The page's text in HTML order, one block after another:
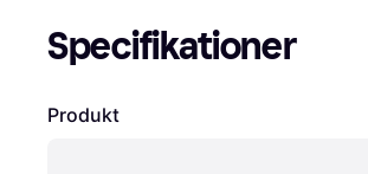
Specifikationer
Produkt